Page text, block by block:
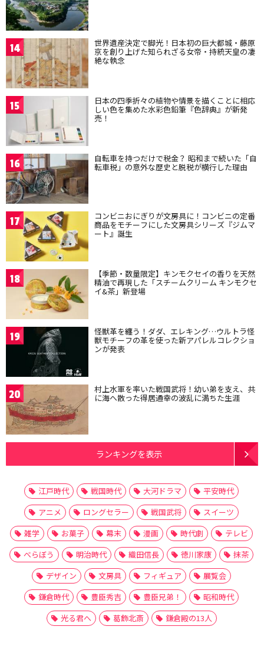
14 世界遺産決定で脚光！日本初の巨大都城・藤原
京を創り上げた知られざる女帝・持統天皇の凄
絶な執念
15 日本の四季折々の植物や情景を描くことに相応
しい色を集めた水彩色鉛筆『色辞典』が新発
売！
16 自転車を持つだけで税金？ 昭和まで続いた「自
転車税」の意外な歴史と脱税が横行した理由
17 コンビニおにぎりが文房具に！コンビニの定番
商品をモチーフにした文房具シリーズ『ジムマ
ート』誕生
18 【季節・数量限定】キンモクセイの香りを天然
精油で再現した「スチームクリーム キンモクセ
イ&茶」新登場
19 怪獣革を纏う！ダダ、エレキング…ウルトラ怪
獣モチーフの革を使った新アパレルコレクショ
ンが発表
20 村上水軍を率いた戦国武将！幼い弟を支え、共
に海へ散った得居通幸の波乱に満ちた生涯
ランキングを表示
江戸時代 戦国時代 大河ドラマ
平安時代
アニメ
ロングセラー 戦国武将
スイーツ
雑学
お菓子 幕末 漫画 時代劇
テレビ
べらぼう
明治時代 織田信長 徳川家康
抹茶
デザイン
文房具 フィギュア
展覧会
鎌倉時代
豊臣秀吉 豊臣兄弟！
昭和時代
光る君へ
葛飾北斎 鎌倉殿の13人